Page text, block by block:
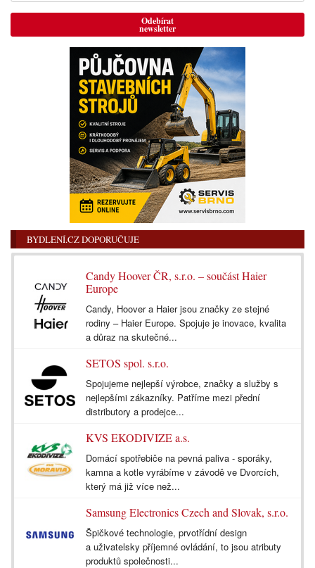
Odebírat
newsletter
BYDLENÍ.CZ DOPORUČUJE
Candy Hoover ČR, s.r.o. – součást Haier
Europe
Candy, Hoover a Haier jsou značky ze stejné
rodiny – Haier Europe. Spojuje je inovace, kvalita
a důraz na skutečné...
SETOS spol. s.r.o.
Spojujeme nejlepší výrobce, značky a služby s
nejlepšími zákazníky. Patříme mezi přední
distributory a prodejce...
KVS EKODIVIZE a.s.
Domácí spotřebiče na pevná paliva - sporáky,
kamna a kotle vyrábíme v závodě ve Dvorcích,
který má již více než...
Samsung Electronics Czech and Slovak, s.r.o.
Špičkové technologie, prvotřídní design
a uživatelsky příjemné ovládání, to jsou atributy
produktů společnosti...